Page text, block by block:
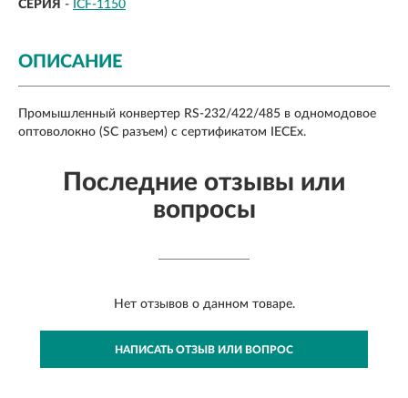
СЕРИЯ - ICF-1150
ОПИСАНИЕ
Промышленный конвертер RS-232/422/485 в одномодовое
оптоволокно (SС разъем) с сертификатом IECEx.
Последние отзывы или
вопросы
Нет отзывов о данном товаре.
НАПИСАТЬ ОТЗЫВ ИЛИ ВОПРОС